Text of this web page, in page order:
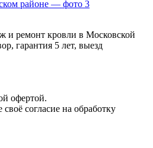
и ремонт кровли в Московской
гарантия 5 лет, выезд
офертой.
согласие на обработку